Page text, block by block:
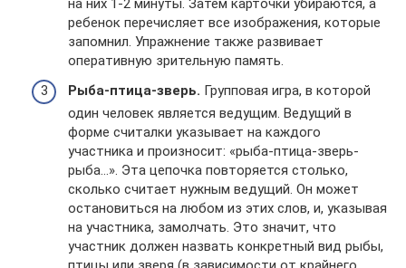
ребенок перечисляет все изображения, которые
запомнил. Упражнение также развивает
оперативную зрительную память.
Рыба-птица-зверь. Групповая игра, в которой
один человек является ведущим. Ведущий в
форме считалки указывает на каждого
участника и произносит: «рыба-птица-зверь-
рыба…». Эта цепочка повторяется столько,
сколько считает нужным ведущий. Он может
остановиться на любом из этих слов, и, указывая
на участника, замолчать. Это значит, что
участник должен назвать конкретный вид рыбы,